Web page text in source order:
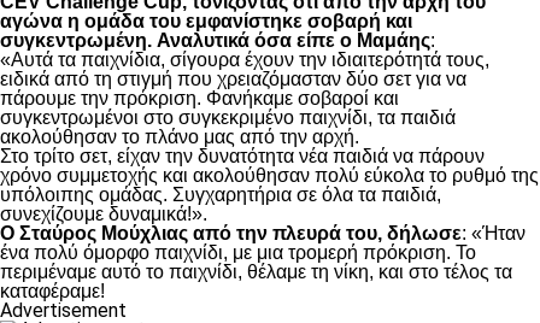
αγώνα η ομάδα του εμφανίστηκε σοβαρή και
συγκεντρωμένη. Αναλυτικά όσα είπε ο Μαμάης:
«Αυτά τα παιχνίδια, σίγουρα έχουν την ιδιαιτερότητά τους,
ειδικά από τη στιγμή που χρειαζόμασταν δύο σετ για να
πάρουμε την πρόκριση. Φανήκαμε σοβαροί και
συγκεντρωμένοι στο συγκεκριμένο παιχνίδι, τα παιδιά
ακολούθησαν το πλάνο μας από την αρχή.
Στο τρίτο σετ, είχαν την δυνατότητα νέα παιδιά να πάρουν
χρόνο συμμετοχής και ακολούθησαν πολύ εύκολα το ρυθμό της
υπόλοιπης ομάδας. Συγχαρητήρια σε όλα τα παιδιά,
συνεχίζουμε δυναμικά!».
Ο Σταύρος Μούχλιας από την πλευρά του, δήλωσε: «Ήταν
ένα πολύ όμορφο παιχνίδι, με μια τρομερή πρόκριση. Το
περιμέναμε αυτό το παιχνίδι, θέλαμε τη νίκη, και στο τέλος τα
καταφέραμε!
Advertisement